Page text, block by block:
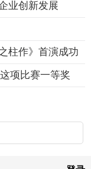
业创新发展
柱作》首演成功
项比赛一等奖